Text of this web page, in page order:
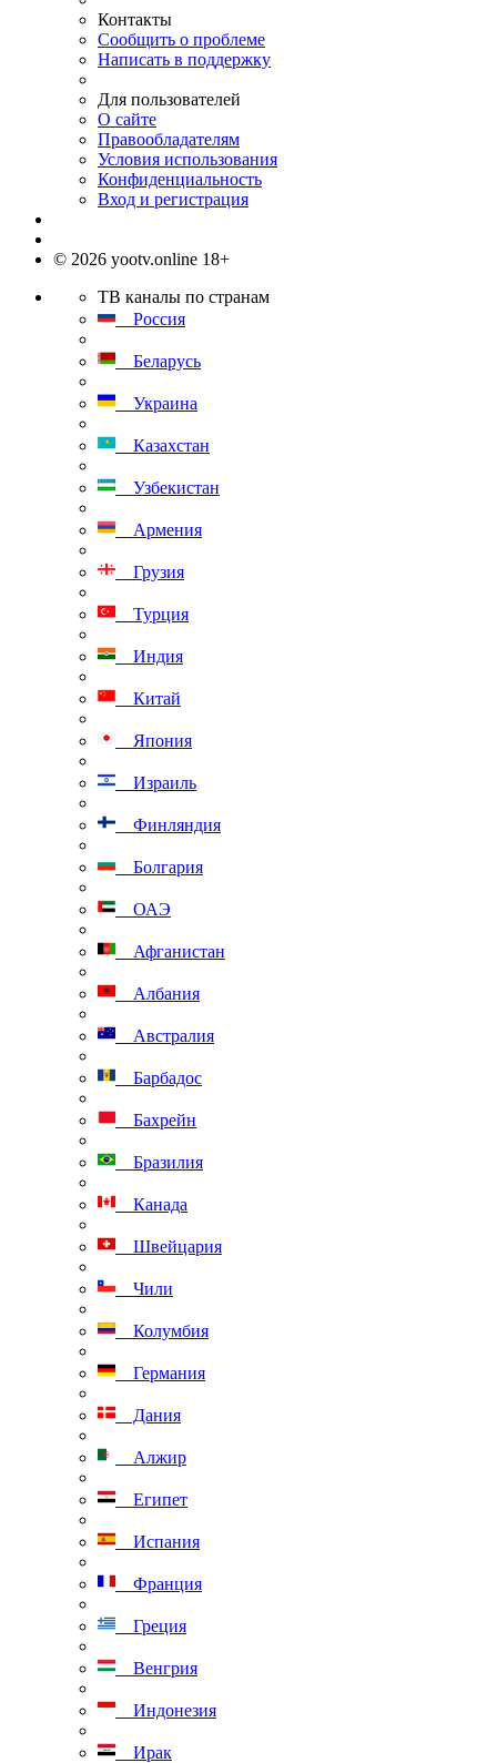
Контакты
Сообщить о проблеме
Написать в поддержку
Для пользователей
О сайте
Правообладателям
Условия использования
Конфиденциальность
Вход и регистрация
© 2026 yootv.online 18+
ТВ каналы по странам
Россия
Беларусь
Украина
Казахстан
Узбекистан
Армения
Грузия
Турция
Индия
Китай
Япония
Израиль
Финляндия
Болгария
ОАЭ
Афганистан
Албания
Австралия
Барбадос
Бахрейн
Бразилия
Канада
Швейцария
Чили
Колумбия
Германия
Дания
Алжир
Египет
Испания
Франция
Греция
Венгрия
Индонезия
Ирак